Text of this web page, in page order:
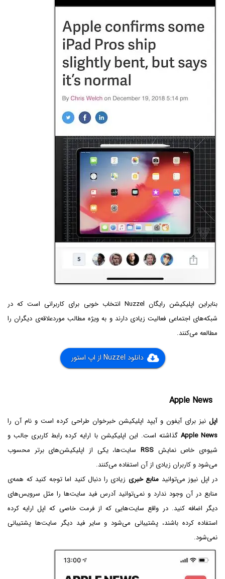
بنابراین اپلیکیشن رایگان Nuzzel انتخاب خوبی برای کاربرانی است که در
شبکه‌های اجتماعی فعالیت زیادی دارند و به ویژه مطالب موردعلاقه‌ی دیگران را
مطالعه می‌کنند.
دانلود Nuzzel از اپ استور
Apple News
اپل نیز برای آیفون و آیپد اپلیکیشن خبرخوان طراحی کرده است و نام آن را
Apple News گذاشته است. این اپلیکیشن با ارایه کرده رابط کاربری جالب و
شیوه‌ی خاص نمایش RSS سایت‌ها، یکی از اپلیکیشن‌های برتر محسوب
می‌شود و کاربران زیادی از آن استفاده می‌کنند.
در اپل نیوز می‌توانید منابع خبری زیادی را دنبال کنید اما توجه کنید که همه‌ی
منابع در آن وجود ندارد و نمی‌توانید آدرس فید سایت‌ها را مثل سرویس‌های
دیگر اضافه کنید. در واقع سایت‌هایی که از فرمت خاصی که اپل ارایه کرده
استفاده کرده باشند، پشتیبانی می‌شود و سایر فید دیگر سایت‌ها پشتیبانی
نمی‌شود.